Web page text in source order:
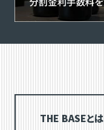
THE BASEとは